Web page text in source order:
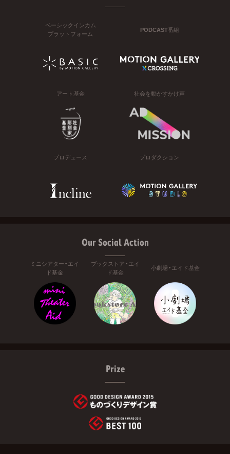
ベーシックインカム
プラットフォーム
PODCAST番組
アート基金 社会を動かすかけ声
プロデュース プロダクション
Our Social Action
ミニシアター・エイ
ド基金
ブックストア・エイ
ド基金
小劇場・エイド基金
Prize